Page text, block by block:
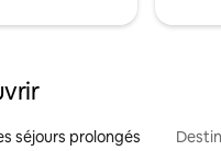
séjours prolongés